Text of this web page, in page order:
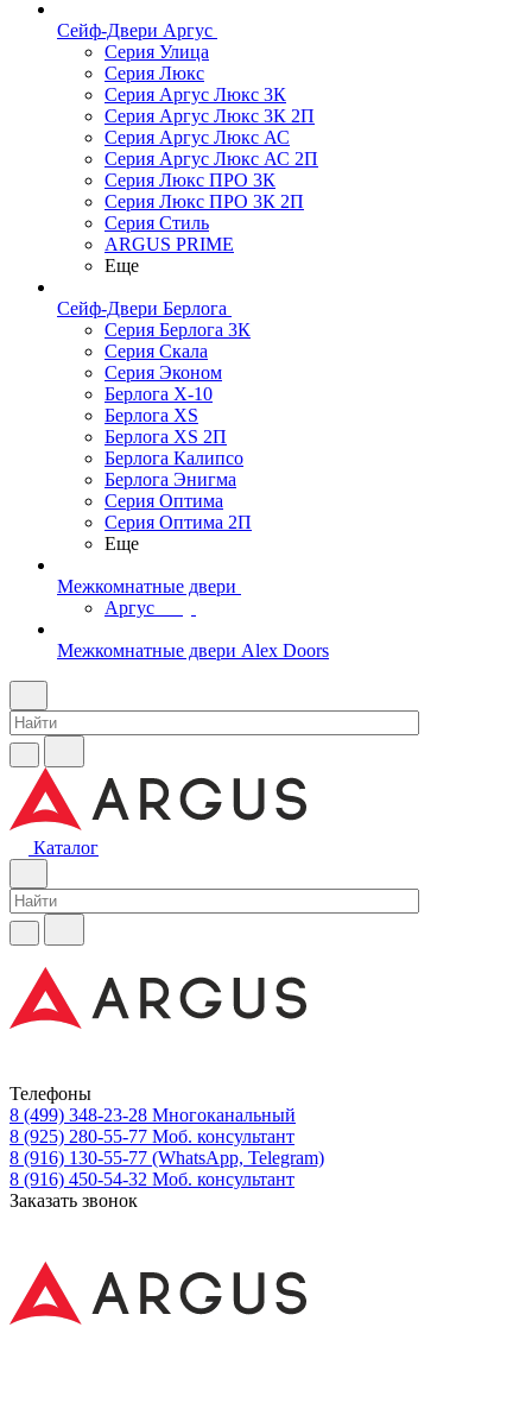
Сейф-Двери Аргус
Серия Улица
Серия Люкс
Серия Аргус Люкс 3К
Серия Аргус Люкс 3К 2П
Серия Аргус Люкс АС
Серия Аргус Люкс АС 2П
Серия Люкс ПРО 3К
Серия Люкс ПРО 3К 2П
Серия Стиль
ARGUS PRIME
Еще
Сейф-Двери Берлога
Серия Берлога 3К
Серия Скала
Серия Эконом
Берлога X-10
Берлога XS
Берлога XS 2П
Берлога Калипсо
Берлога Энигма
Серия Оптима
Серия Оптима 2П
Еще
Межкомнатные двери
Аргус
Межкомнатные двери Alex Doors
Каталог
Телефоны
8 (499) 348-23-28 Многоканальный
8 (925) 280-55-77 Моб. консультант
8 (916) 130-55-77 (WhatsApp, Telegram)
8 (916) 450-54-32 Моб. консультант
Заказать звонок